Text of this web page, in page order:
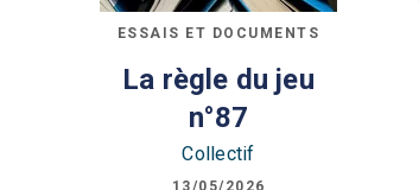
ESSAIS ET DOCUMENTS
La règle du jeu
n°87
Collectif
13/05/2026